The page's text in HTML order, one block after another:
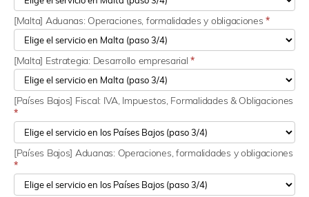
[Malta] Aduanas: Operaciones, formalidades y obligaciones*
[Malta] Estrategia: Desarrollo empresarial*
[Países Bajos] Fiscal: IVA, Impuestos, Formalidades & Obligaciones
*
[Países Bajos] Aduanas: Operaciones, formalidades y obligaciones
*